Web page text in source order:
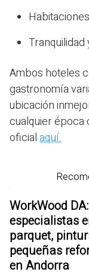
Ambos hoteles
gastronomía
ubicación
cualquier época
oficialaquí.
WorkWood DA:
especialistas
parquet,
pequeñas
en Andorra